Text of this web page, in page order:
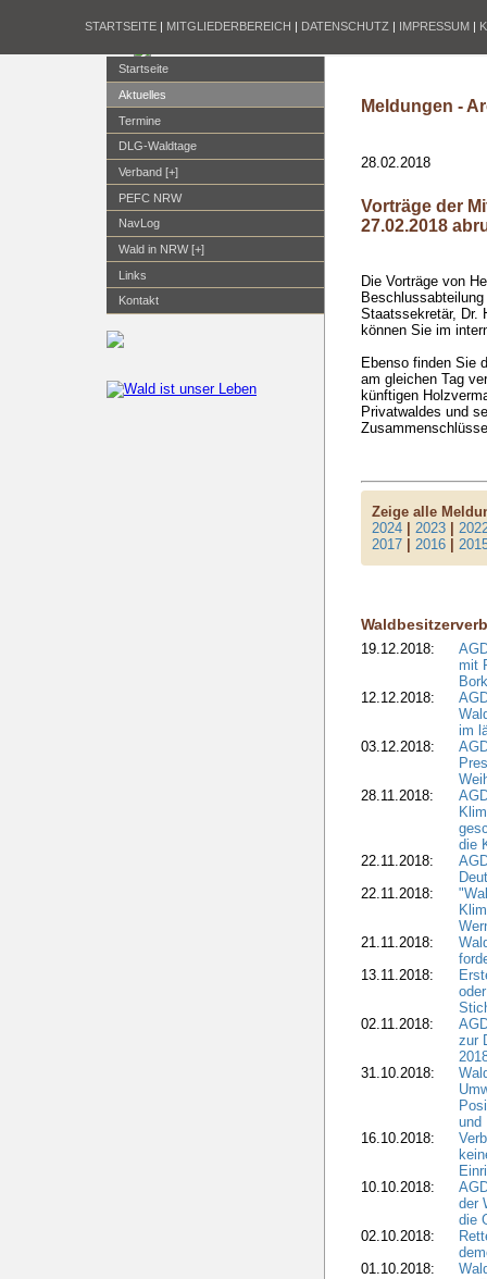
STARTSEITE | MITGLIEDERBEREICH | DATENSCHUTZ | IMPRESSUM |
Startseite
Aktuelles
Termine
DLG-Waldtage
Verband [+]
PEFC NRW
NavLog
Wald in NRW [+]
Links
Kontakt
Meldungen -
28.02.2018
Vorträge der
27.02.2018
Die Vorträge von
Staatssekretär, Dr.
können Sie im
Ebenso finden Sie
am gleichen Tag
künftigen
Privatwaldes und
Zeige alle
2024 |2023 |
2017 |2016 |
19.12.2018:
mit
12.12.2018:
im
03.12.2018:
28.11.2018:
die
22.11.2018:
22.11.2018:
21.11.2018:
13.11.2018:
02.11.2018:
zur
31.10.2018:
und
16.10.2018:
10.10.2018:
der
die
02.10.2018:
01.10.2018: